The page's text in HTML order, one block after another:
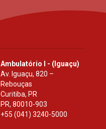
Ambulatório I - (Iguaçu)
Av. Iguaçu, 820 –
Rebouças
Curitiba, PR
PR, 80010-903
+55 (041) 3240-5000